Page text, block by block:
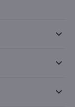
keyboard_arrow_down
keyboard_arrow_down
keyboard_arrow_down